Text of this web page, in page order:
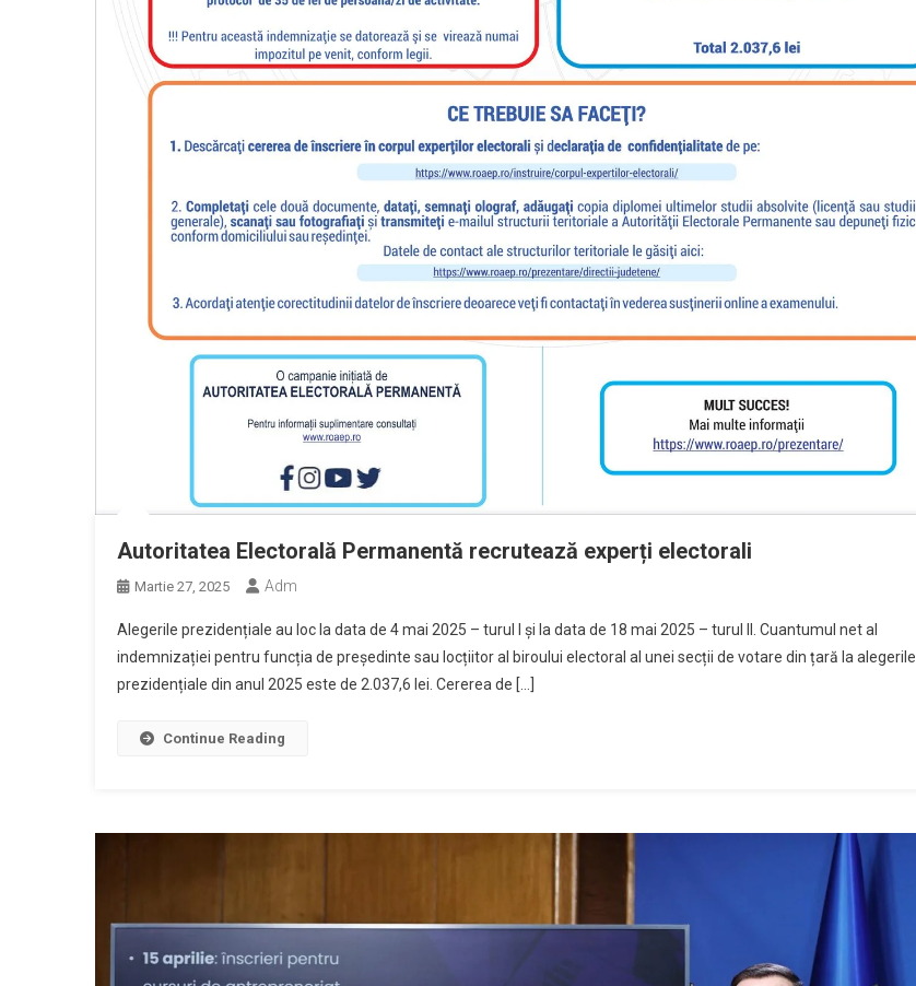
Autoritatea Electorală Permanentă recrutează experți electorali
Martie 27, 2025 Adm
Alegerile prezidențiale au loc la data de 4 mai 2025 – turul I și la data de 18 mai 2025 – turul II. Cuantumul net al
indemnizației pentru funcția de președinte sau locțiitor al biroului electoral al unei secții de votare din țară la alegerile
prezidențiale din anul 2025 este de 2.037,6 lei. Cererea de […]
Continue Reading